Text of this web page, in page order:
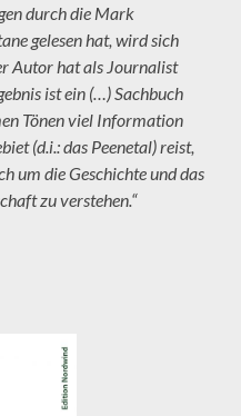
durch die Mark
gelesen hat, wird sich
Autor hat als Journalist
ist ein (…) Sachbuch
Tönen viel Information
(d.i.: das Peenetal) reist,
um die Geschichte und das
zu verstehen.“